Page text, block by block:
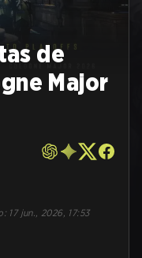
de
Major
: 17 jun., 2026, 17:53